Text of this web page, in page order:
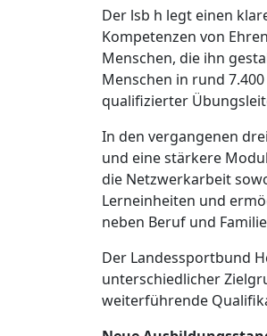
Der lsb h legt einen
Kompetenzen von
Menschen, die ihn
Menschen in rund
qualifizierter
In den vergangenen
und eine stärkere
die Netzwerkarbeit
Lerneinheiten und
neben Beruf und
Der Landessportbund
unterschiedlicher
weiterführende